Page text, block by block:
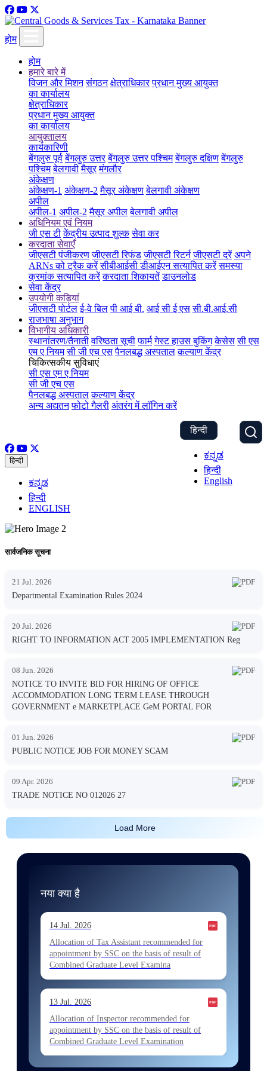
होम
होम
हमारे बारे में
विजन और मिशन संगठन क्षेत्राधिकार प्रधान मुख्य आयुक्त
का कार्यालय
क्षेत्राधिकार
प्रधान मुख्य आयुक्त
का कार्यालय
आयुक्तालय
कार्यकारिणी
बेंगलुरु पूर्व बेंगलुरु उत्तर बेंगलुरु उत्तर पश्चिम बेंगलुरु दक्षिण बेंगलुरु
पश्चिम बेलगावी मैसूर मंगलौर
अंकेक्षण
अंकेक्षण-1 अंकेक्षण-2 मैसूर अंकेक्षण बेलगावी अंकेक्षण
अपील
अपील-1 अपील-2 मैसूर अपील बेलगावी अपील
अधिनियम एवं नियम
जी एस टी केंद्रीय उत्पाद शुल्क सेवा कर
करदाता सेवाएँ
जीएसटी पंजीकरण जीएसटी रिफंड जीएसटी रिटर्न जीएसटी दरें अपने
ARNs को ट्रैक करें सीबीआईसी डीआईएन सत्यापित करें समस्या
क्रमांक सत्यापित करें करदाता शिकायतें डाउनलोड
सेवा केंद्र
उपयोगी कड़ियां
जीएसटी पोर्टल ई-वे बिल पी आई बी. आई सी ई एस सी.बी.आई.सी
राजभाषा अनुभाग
विभागीय अधिकारी
स्थानांतरण/तैनाती वरिष्ठता सूची फार्म गेस्ट हाउस बुकिंग केसेस सी एस
एम ए नियम सी जी एच एस पैनलबद्ध अस्पताल कल्याण केंद्र
चिकित्सकीय सुविधाएं
सी एस एम ए नियम
सी जी एच एस
पैनलबद्ध अस्पताल कल्याण केंद्र
अन्य अद्यतन फोटो गैलरी अंतरंग में लॉगिन करें
हिन्दी
ಕನ್ನಡ
हिन्दी
English
हिन्दी
ಕನ್ನಡ
हिन्दी
ENGLISH
सार्वजनिक सूचना
21 Jul. 2026
Departmental Examination Rules 2024
20 Jul. 2026
RIGHT TO INFORMATION ACT 2005 IMPLEMENTATION Reg
08 Jun. 2026
NOTICE TO INVITE BID FOR HIRING OF OFFICE
ACCOMMODATION LONG TERM LEASE THROUGH
GOVERNMENT e MARKETPLACE GeM PORTAL FOR
01 Jun. 2026
PUBLIC NOTICE JOB FOR MONEY SCAM
09 Apr. 2026
TRADE NOTICE NO 012026 27
Load More
नया क्या है
14 Jul. 2026
Allocation of Tax Assistant recommended for
appointment by SSC on the basis of result of
Combined Graduate Level Examina
13 Jul. 2026
Allocation of Inspector recommended for
appointment by SSC on the basis of result of
Combined Graduate Level Examination